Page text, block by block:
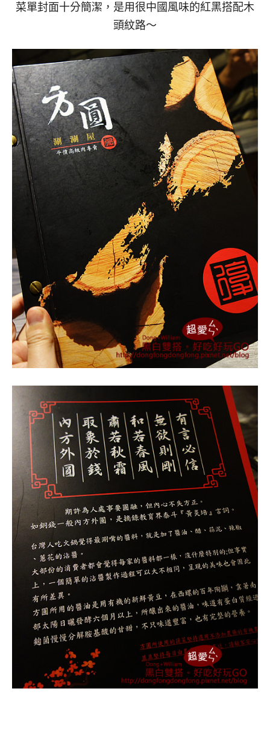
菜單封面十分簡潔，是用很中國風味的紅黑搭配木
頭紋路～